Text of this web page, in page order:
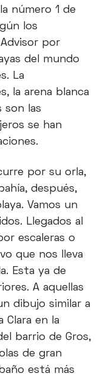
número 1 de
los
por
del mundo
La
la arena blanca
son las
se han
por su orla,
después,
Vamos un
Llegados al
escaleras o
que nos lleva
Esta ya de
A aquellas
dibujo similar a
Clara en la
barrio de Gros,
de gran
está más